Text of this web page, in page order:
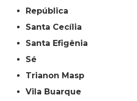
República
Santa Cecília
Santa Efigênia
Sé
Trianon Masp
Vila Buarque